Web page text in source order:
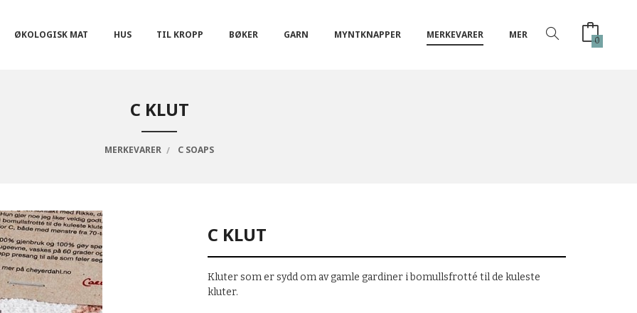
ØKOLOGISK MAT HUS TIL KROPP BØKER GARN MYNTKNAPPER MERKEVARER MER 0
C KLUT
MERKEVARER C SOAPS
C KLUT
Kluter som er sydd om av gamle gardiner i bomullsfrotté til de kuleste
kluter.